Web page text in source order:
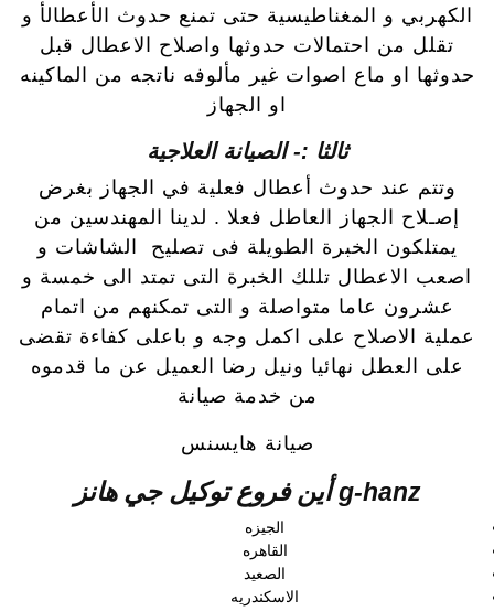
الكهربي و المغناطيسية حتى تمنع حدوث الأعطالأ و
تقلل من احتمالات حدوثها واصلاح الاعطال قبل
حدوثها او ماع اصوات غير مألوفه ناتجه من الماكينه
او الجهاز
ثالثا :- الصيانة العلاجية
وتتم عند حدوث أعطال فعلية في الجهاز بغرض
إصـلاح الجهاز العاطل فعلا . لدينا المهندسين من
يمتلكون الخبرة الطويلة فى تصليح الشاشات و
اصعب الاعطال تللك الخبرة التى تمتد الى خمسة و
عشرون عاما متواصلة و التى تمكنهم من اتمام
عملية الاصلاح على اكمل وجه و باعلى كفاءة تقضى
على العطل نهائيا ونيل رضا العميل عن ما قدموه
من خدمة صيانة
صيانة هايسنس
g-hanz أين فروع توكيل جي هانز
الجيزه
القاهره
الصعيد
الاسكندريه